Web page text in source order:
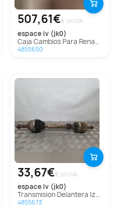
507,61€€ sin IVA
espace iv (jk0)
Caja Cambios Para Renault Espace Iv
4855650
33,67€€ sin IVA
espace iv (jk0)
Transmision Delantera Izquierda Para Renault Espace Iv
4855673